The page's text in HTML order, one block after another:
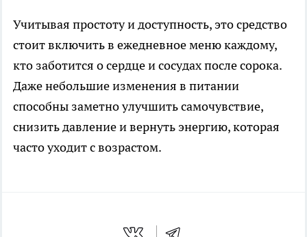
Учитывая простоту и доступность, это средство
стоит включить в ежедневное меню каждому,
кто заботится о сердце и сосудах после сорока.
Даже небольшие изменения в питании
способны заметно улучшить самочувствие,
снизить давление и вернуть энергию, которая
часто уходит с возрастом.